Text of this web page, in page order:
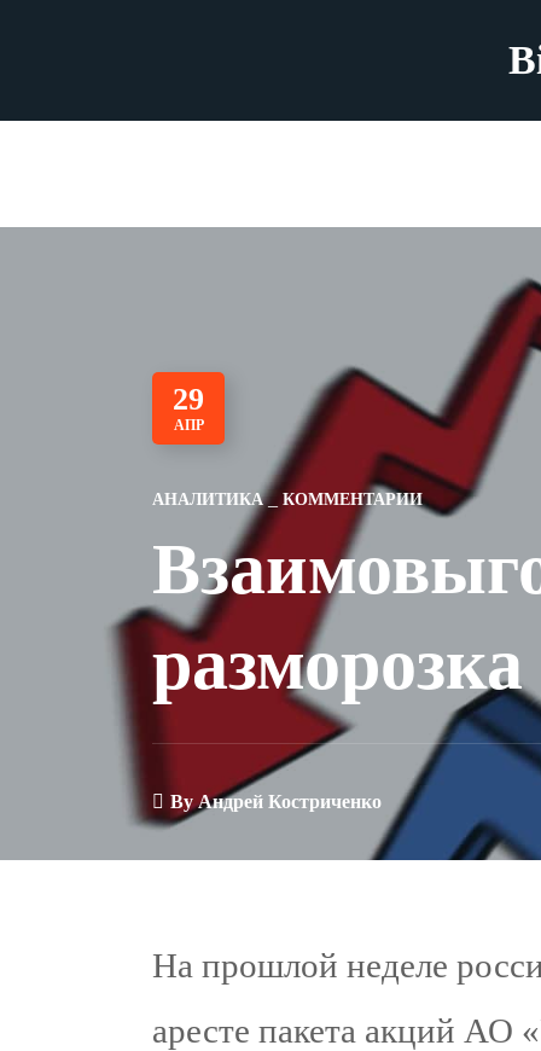
29
АПР
АНАЛИТИКА КОММЕНТАРИИ
разморозка
ByАндрей Костриченко
На прошлой неделе
аресте пакета акций АО